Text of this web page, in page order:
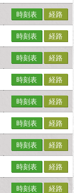
時刻表 経路
時刻表 経路
時刻表 経路
時刻表 経路
時刻表 経路
時刻表 経路
時刻表 経路
時刻表 経路
時刻表 経路